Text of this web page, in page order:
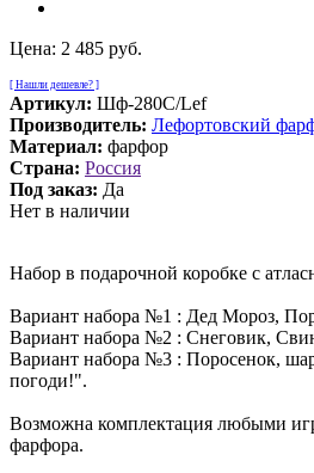
Цена: 2 485 руб.
[ Нашли дешевле? ]
Артикул: Шф-280С/Lef
Производитель: Лефортовский
Материал: фарфор
Страна: Россия
Под заказ: Да
Нет в наличии
Набор в подарочной коробке с
Вариант набора №1 : Дед Мороз,
Вариант набора №2 : Снеговик,
Вариант набора №3 : Поросенок,
погоди!".
Возможна комплектация любыми
фарфора.